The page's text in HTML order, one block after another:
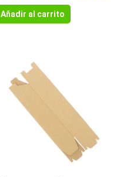
Añadir al carrito